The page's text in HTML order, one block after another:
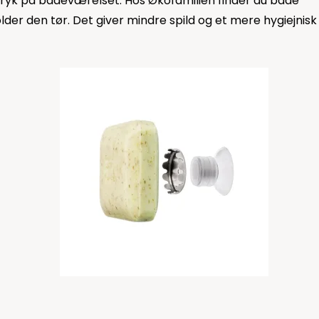
den tør. Det giver mindre spild og et mere hygiejnisk